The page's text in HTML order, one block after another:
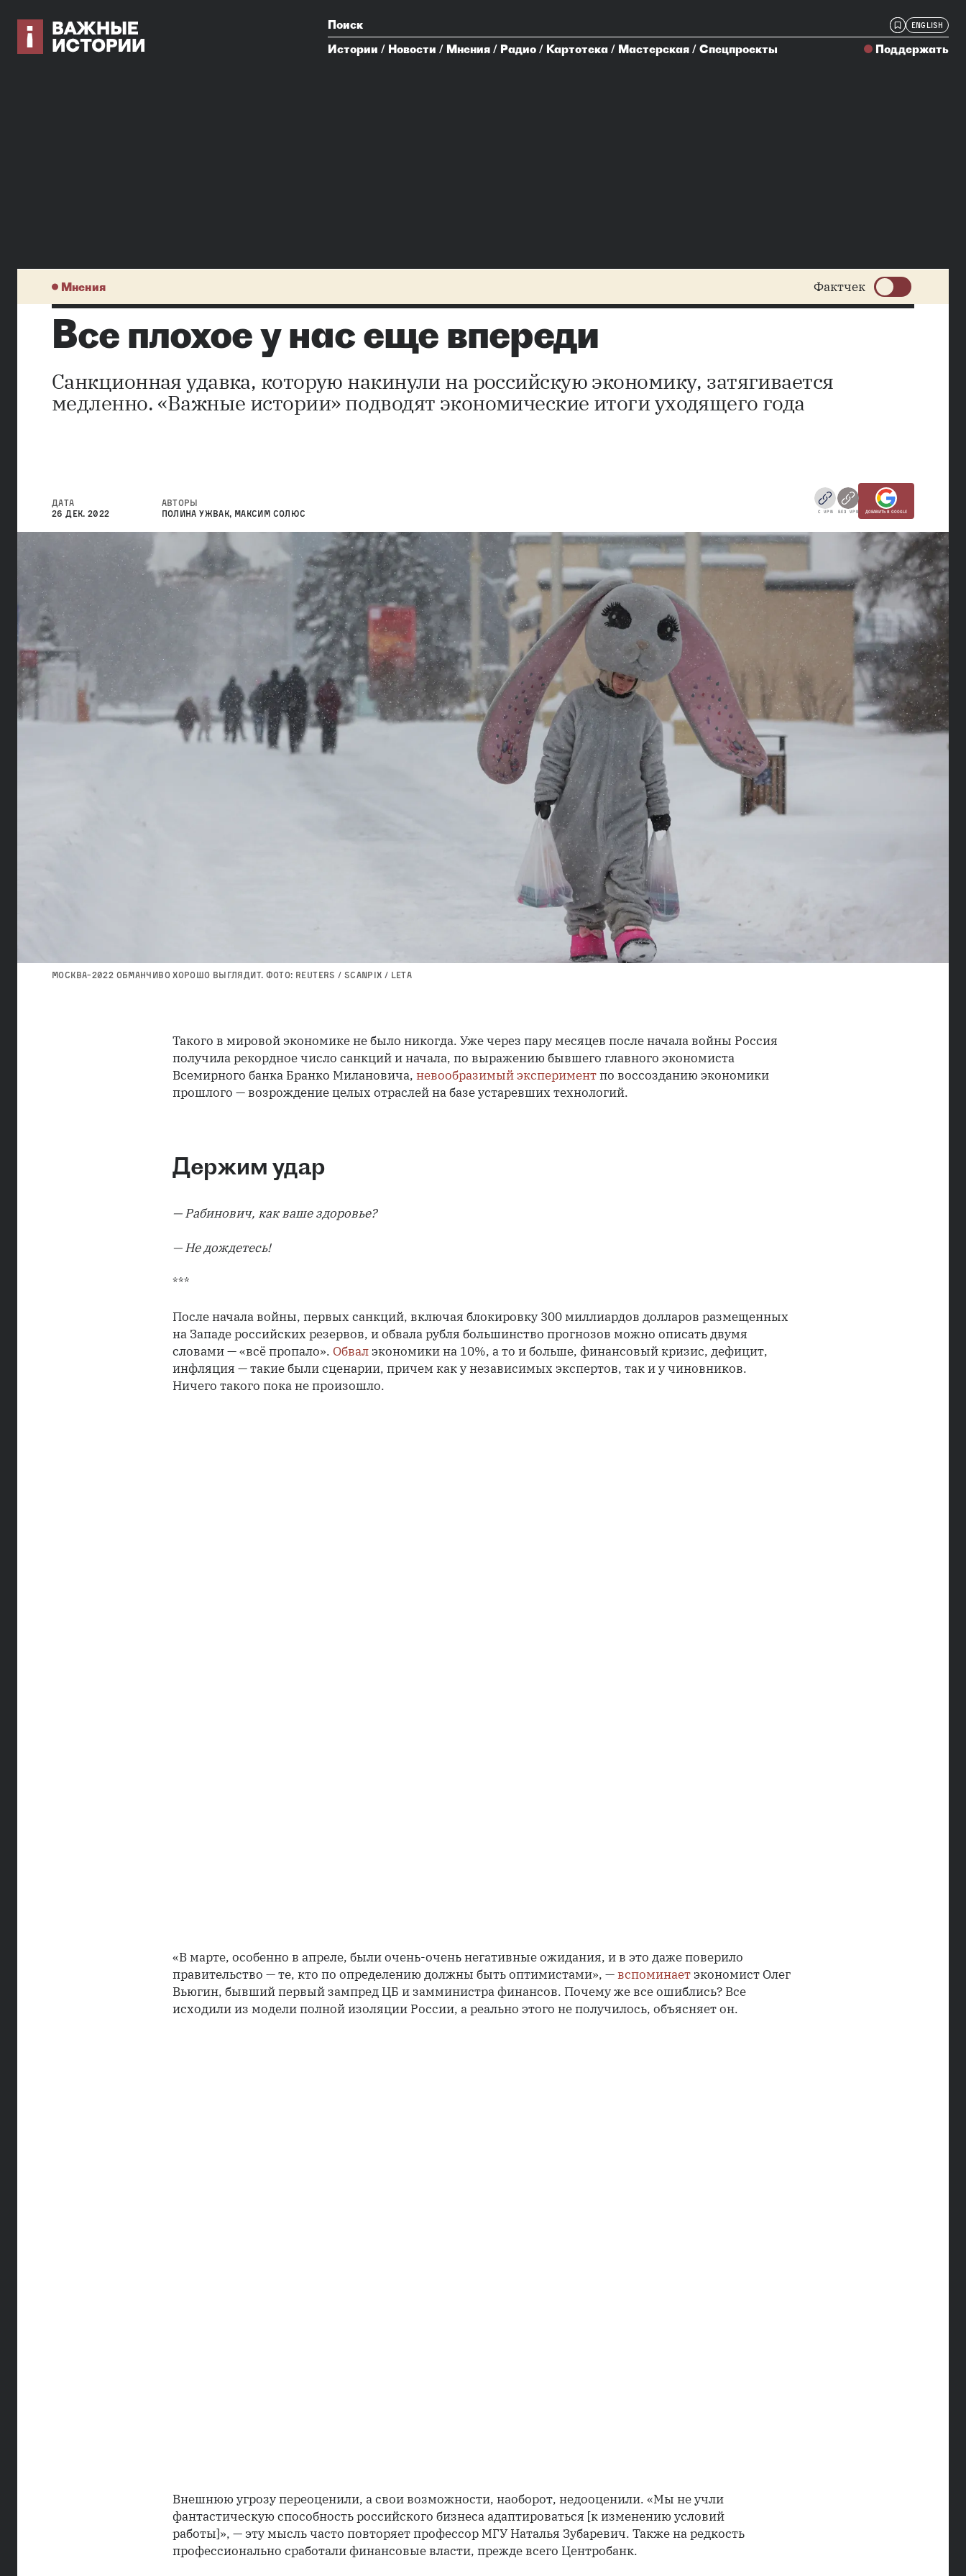
Поиск ENGLISH
Истории / Новости / Мнения / Радио / Картотека / Мастерская / Спецпроекты Поддержать
Мнения Фактчек
Все плохое у нас еще впереди
Санкционная удавка, которую накинули на российскую экономику, затягивается
медленно. «Важные истории» подводят экономические итоги уходящего года
ДАТА
26 ДЕК. 2022
АВТОРЫ
ПОЛИНА УЖВАК, МАКСИМ СОЛЮС С VPN БЕЗ VPN ДОБАВИТЬ В GOOGLE
МОСКВА-2022 ОБМАНЧИВО ХОРОШО ВЫГЛЯДИТ. ФОТО: REUTERS / SCANPIX / LETA
Такого в мировой экономике не было никогда. Уже через пару месяцев после начала войны Россия
получила рекордное число санкций и начала, по выражению бывшего главного экономиста
Всемирного банка Бранко Милановича, невообразимый экспериментпо воссозданию экономики
прошлого — возрождение целых отраслей на базе устаревших технологий.
Держим удар
— Рабинович, как ваше здоровье?
— Не дождетесь!
***
После начала войны, первых санкций, включая блокировку 300 миллиардов долларов размещенных
на Западе российских резервов, и обвала рубля большинство прогнозов можно описать двумя
словами — «всё пропало». Обвал экономики на 10%, а то и больше, финансовый кризис, дефицит,
инфляция — такие были сценарии, причем как у независимых экспертов, так и у чиновников.
Ничего такого пока не произошло.
«В марте, особенно в апреле, были очень-очень негативные ожидания, и в это даже поверило
правительство — те, кто по определению должны быть оптимистами», —вспоминает экономист Олег
Вьюгин, бывший первый зампред ЦБ и замминистра финансов. Почему же все ошиблись? Все
исходили из модели полной изоляции России, а реально этого не получилось, объясняет он.
Внешнюю угрозу переоценили, а свои возможности, наоборот, недооценили. «Мы не учли
фантастическую способность российского бизнеса адаптироваться [к изменению условий
работы]», — эту мысль часто повторяет профессор МГУ Наталья Зубаревич. Также на редкость
профессионально сработали финансовые власти, прежде всего Центробанк.